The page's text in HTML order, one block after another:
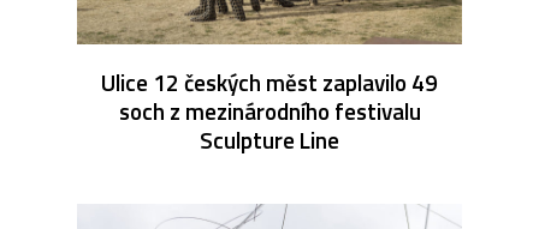
Ulice 12 českých měst zaplavilo 49
soch z mezinárodního festivalu
Sculpture Line